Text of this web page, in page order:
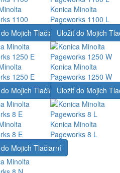
1100
Konica Minolta
Pageworks 1100 L
Mojich Tlačiarní
1250 E
Uložiť do Mojich
Konica Minolta
Pageworks 1250 W
Mojich Tlačiarní
8 E
Uložiť do Mojich
Konica Minolta
Pageworks 8 L
Mojich Tlačiarní